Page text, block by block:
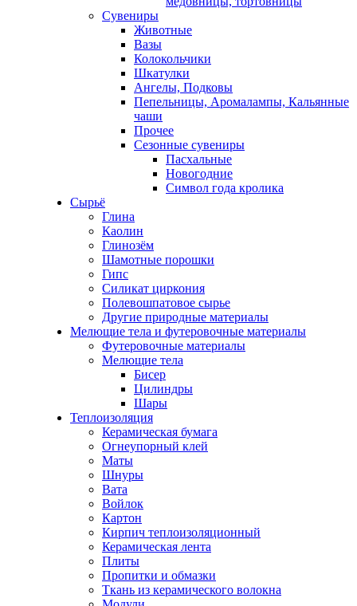
Сувениры
Животные
Вазы
Колокольчики
Шкатулки
Ангелы, Подковы
Пепельницы, Аромалампы, Кальянные
чаши
Прочее
Сезонные сувениры
Пасхальные
Новогодние
Символ года кролика
Сырьё
Глина
Каолин
Глинозём
Шамотные порошки
Гипс
Силикат циркония
Полевошпатовое сырье
Другие природные материалы
Мелющие тела и футеровочные материалы
Футеровочные материалы
Мелющие тела
Бисер
Цилиндры
Шары
Теплоизоляция
Керамическая бумага
Огнеупорный клей
Маты
Шнуры
Вата
Войлок
Картон
Кирпич теплоизоляционный
Керамическая лента
Плиты
Пропитки и обмазки
Ткань из керамического волокна